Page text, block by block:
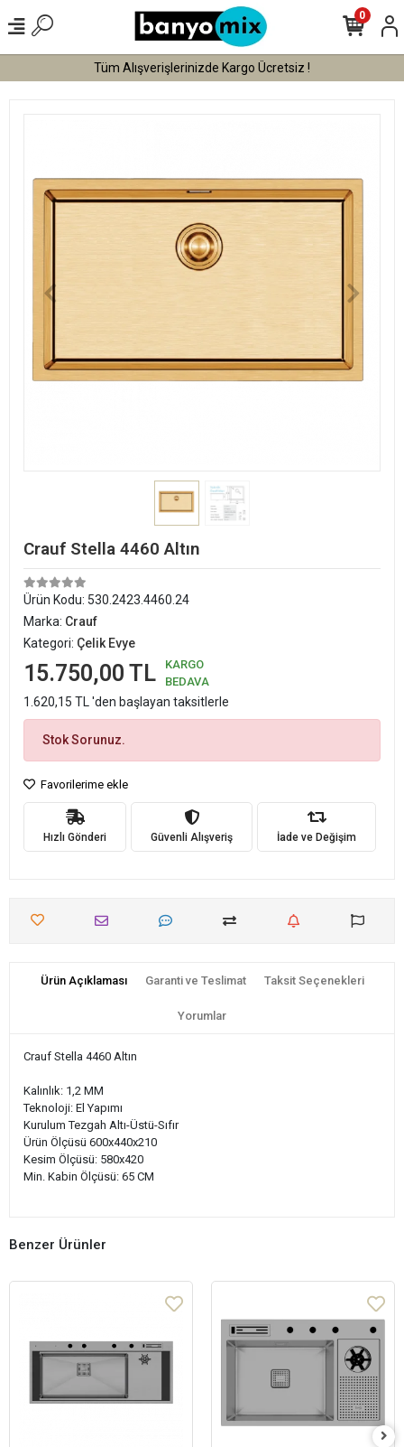
Tüm Alışverişlerinizde Kargo Ücretsiz !
0
Crauf Stella 4460 Altın
Ürün Kodu: 530.2423.4460.24
Marka: Crauf
Kategori: Çelik Evye
15.750,00 TL
KARGO
BEDAVA
1.620,15 TL 'den başlayan taksitlerle
Stok Sorunuz.
Favorilerime ekle
Hızlı Gönderi Güvenli Alışveriş İade ve Değişim
Ürün Açıklaması Garanti ve Teslimat Taksit Seçenekleri
Yorumlar
Crauf Stella 4460 Altın
Kalınlık: 1,2 MM
Teknoloji: El Yapımı
Kurulum Tezgah Altı-Üstü-Sıfır
Ürün Ölçüsü 600x440x210
Kesim Ölçüsü: 580x420
Min. Kabin Ölçüsü: 65 CM
Benzer Ürünler